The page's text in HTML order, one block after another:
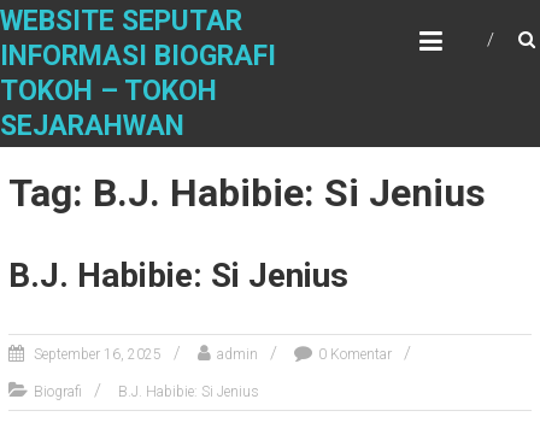
S
t
o
WEBSITE SEPUTAR
INFORMASI BIOGRAFI
TOKOH – TOKOH
SEJARAHWAN
Tag: B.J. Habibie: Si Jenius
B.J. Habibie: Si Jenius
September 16, 2025 admin 0 Komentar
Biografi B.J. Habibie: Si Jenius